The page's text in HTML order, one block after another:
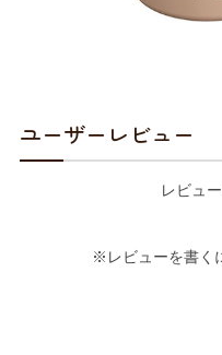
ユーザーレビュー
レビュ
※レビューを書く